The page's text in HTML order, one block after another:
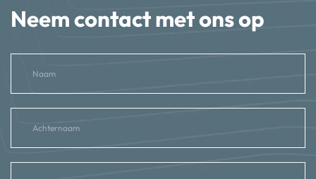
Neem contact met ons op